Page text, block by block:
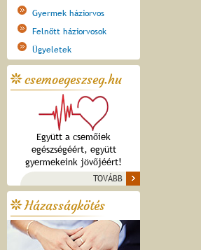
Gyermek háziorvos
Felnőtt háziorvosok
Ügyeletek
csemoegeszseg.hu
Együtt a csemőiek
egészségéért, együtt
gyermekeink jövőjéért!
TOVÁBB
Házasságkötés